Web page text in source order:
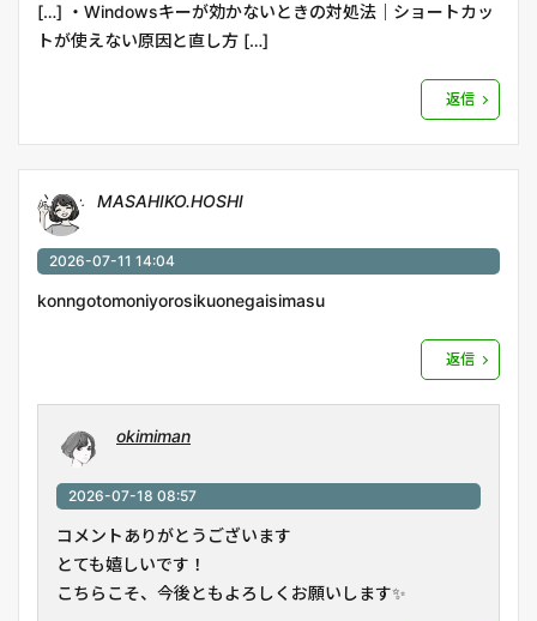
[…] ・Windowsキーが効かないときの対処法｜ショートカッ
トが使えない原因と直し方 […]
返信
MASAHIKO.HOSHI
2026-07-11 14:04
konngotomoniyorosikuonegaisimasu
返信
okimiman
2026-07-18 08:57
コメントありがとうございます
とても嬉しいです！
こちらこそ、今後ともよろしくお願いします✨